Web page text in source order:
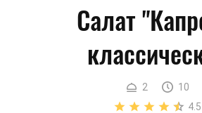
Салат
2
10
4.5